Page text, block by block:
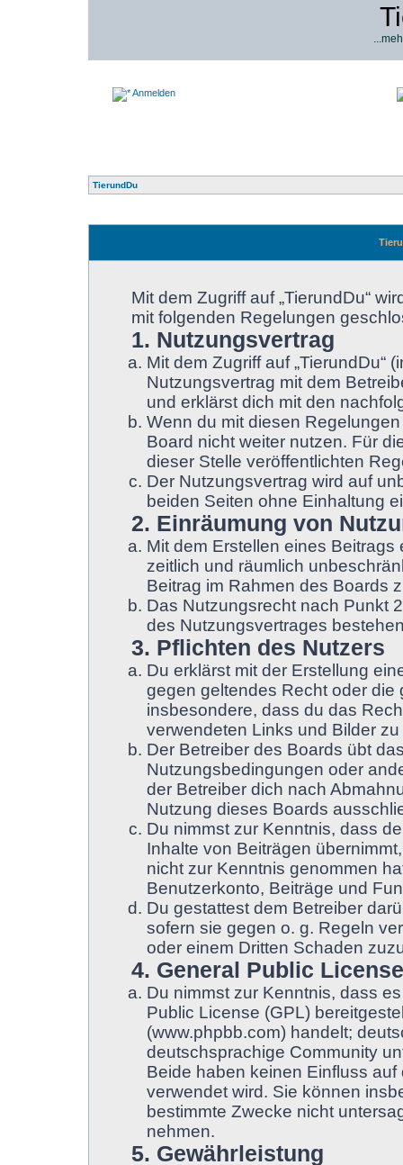
Anmelden
TierundDu
Mit dem Zugriff auf „TierundDu“
mit folgenden Regelungen
1. Nutzungsvertrag
Mit dem Zugriff auf „TierundDu“
Nutzungsvertrag mit dem
und erklärst dich mit den
Wenn du mit diesen
Board nicht weiter nutzen. Für
dieser Stelle veröffentlichten
Der Nutzungsvertrag wird auf
beiden Seiten ohne Einhaltung
2. Einräumung von
Mit dem Erstellen eines
zeitlich und räumlich
Beitrag im Rahmen des Boards
Das Nutzungsrecht nach Punkt
des Nutzungsvertrages
3. Pflichten des Nutzers
Du erklärst mit der Erstellung
gegen geltendes Recht oder die
insbesondere, dass du das
verwendeten Links und Bilder
Der Betreiber des Boards übt
Nutzungsbedingungen oder
der Betreiber dich nach
Nutzung dieses Boards
Du nimmst zur Kenntnis, dass
Inhalte von Beiträgen
nicht zur Kenntnis genommen
Benutzerkonto, Beiträge und
Du gestattest dem Betreiber
sofern sie gegen o. g. Regeln
oder einem Dritten Schaden
4. General Public License
Du nimmst zur Kenntnis, dass
Public License (GPL)
(www.phpbb.com) handelt;
deutschsprachige Community
Beide haben keinen Einfluss
verwendet wird. Sie können
bestimmte Zwecke nicht
nehmen.
5. Gewährleistung